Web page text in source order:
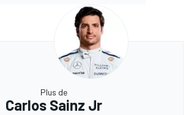
Plus de
Carlos Sainz Jr